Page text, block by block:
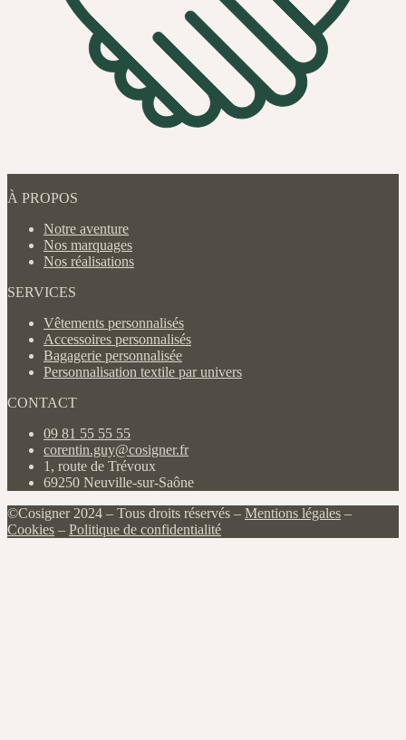
À PROPOS
Notre aventure
Nos marquages
Nos réalisations
SERVICES
Vêtements personnalisés
Accessoires personnalisés
Bagagerie personnalisée
Personnalisation textile par univers
CONTACT
09 81 55 55 55
corentin.guy@cosigner.fr
1, route de Trévoux
69250 Neuville-sur-Saône
©Cosigner 2024 – Tous droits réservés – Mentions légales –
Cookies – Politique de confidentialité